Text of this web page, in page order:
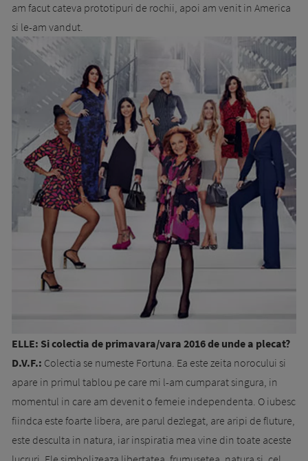
am facut cateva prototipuri de rochii, apoi am venit in America
si le-am vandut.
ELLE: Si colectia de primavara/vara 2016 de unde a plecat?
D.V.F.: Colectia se numeste Fortuna. Ea este zeita norocului si
apare in primul tablou pe care mi l-am cumparat singura, in
momentul in care am devenit o femeie independenta. O iubesc
fiindca este foarte libera, are parul dezlegat, are aripi de fluture,
este desculta in natura, iar inspiratia mea vine din toate aceste